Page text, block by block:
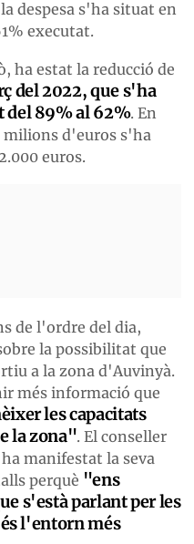
despesa s'ha situat en
executat.
ha estat la reducció de
del 2022, que s'ha
del 89% al 62%. En
milions d'euros s'ha
euros.
de l'ordre del dia,
la possibilitat que
a la zona d'Auvinyà.
més informació que
les capacitats
la zona". El conseller
manifestat la seva
perquè "ens
s'està parlant per les
l'entorn més